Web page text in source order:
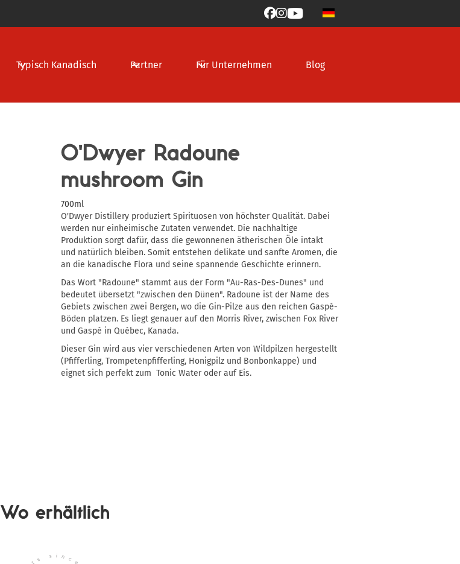

Typisch Kanadisch Partner Für Unternehmen Blog
O'Dwyer Radoune
mushroom Gin
700ml
O'Dwyer Distillery produziert Spirituosen von höchster Qualität. Dabei
werden nur einheimische Zutaten verwendet. Die nachhaltige
Produktion sorgt dafür, dass die gewonnenen ätherischen Öle intakt
und natürlich bleiben. Somit entstehen delikate und sanfte Aromen, die
an die kanadische Flora und seine spannende Geschichte erinnern.
Das Wort "Radoune" stammt aus der Form "Au-Ras-Des-Dunes" und
bedeutet übersetzt "zwischen den Dünen". Radoune ist der Name des
Gebiets zwischen zwei Bergen, wo die Gin-Pilze aus den reichen Gaspé-
Böden platzen. Es liegt genauer auf den Morris River, zwischen Fox River
und Gaspé in Québec, Kanada.
Dieser Gin wird aus vier verschiedenen Arten von Wildpilzen hergestellt
(Pfifferling, Trompetenpfifferling, Honigpilz und Bonbonkappe) und
eignet sich perfekt zum Tonic Water oder auf Eis.
Wo erhältlich